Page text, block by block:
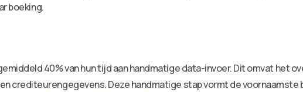
boeking.
40% van hun tijd aan handmatige data-invoer. Dit omvat het
crediteurengegevens. Deze handmatige stap vormt de